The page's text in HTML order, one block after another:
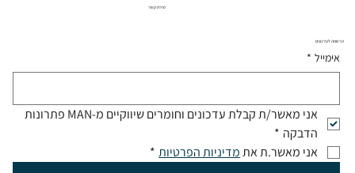
הרשמה לעדכונים
אימייל *
אני מאשר/ת קבלת עדכונים וחומרים שיווקיים מ-MAN פתרונות
הדבקה *
אני מאשר.ת את מדיניות הפרטיות *
יצירת קשר